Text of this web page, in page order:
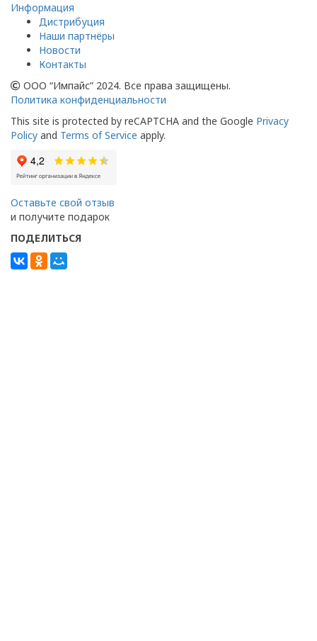
Информация
Дистрибуция
Наши партнёры
Новости
Контакты
ООО “Импайс” 2024. Все права защищены.
Политика конфиденциальности
This site is protected by reCAPTCHA and the Google Privacy
Policy and Terms of Service apply.
Оставьте свой отзыв
и получите подарок
ПОДЕЛИТЬСЯ